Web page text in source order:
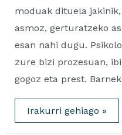
moduak dituela
asmoz, gerturatzeko
esan nahi dugu.
zure bizi prozesuan,
gogoz eta prest.
SAIATUZ
Psikologia
Zentro
Irakurri gehiago »